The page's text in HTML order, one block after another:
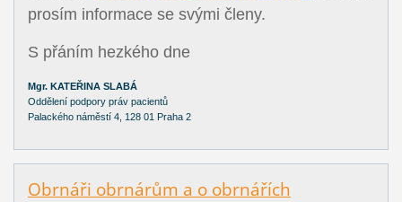
prosím informace se svými členy.
S přáním hezkého dne
Mgr. KATEŘINA SLABÁ
Oddělení podpory práv pacientů
Palackého náměstí 4, 128 01 Praha 2
Obrnáři obrnárům a o obrnářích